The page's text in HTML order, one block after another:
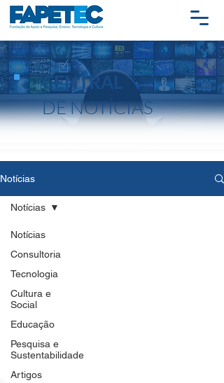
CENTRAL
DE NOTÍCIAS
Notícias
Notícias
Consultoria
Tecnologia
Cultura e
Social
Educação
Pesquisa e
Sustentabilidade
Artigos
Notícias